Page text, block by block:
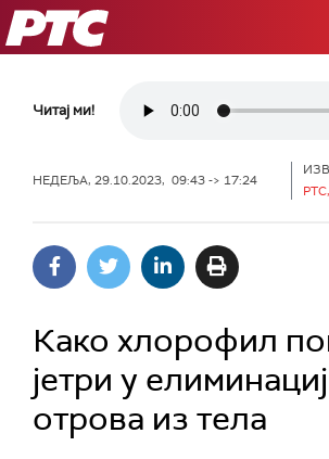
РТС
Читај ми!
НЕДЕЉА, 29.10.2023, 09:43 -> 17:24
Како хлорофил
јетри у
отрова из тела